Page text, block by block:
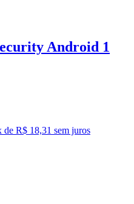
Android 1
de R$ 18,31 sem juros